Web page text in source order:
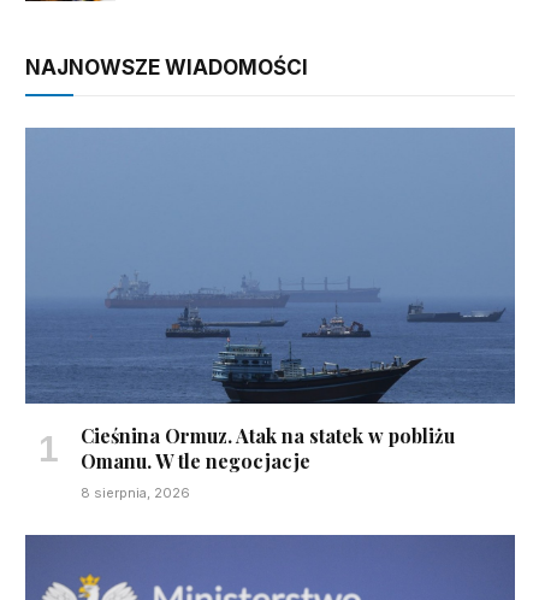
NAJNOWSZE WIADOMOŚCI
Cieśnina Ormuz. Atak na statek w pobliżu
Omanu. W tle negocjacje
8 sierpnia, 2026